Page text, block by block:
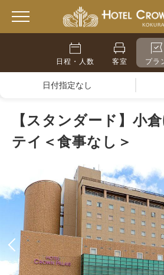
日程・人数 客室 プラ
日付指定なし
【スタンダード】小
テイ＜食事なし＞